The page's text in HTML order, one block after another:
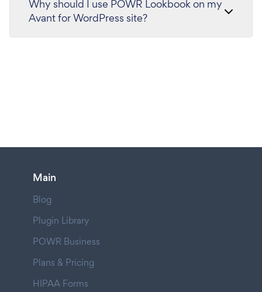
Why should I use POWR Lookbook on my
Avant for WordPress site?
Main
Blog
Plugin Library
POWR Business
Plans & Pricing
HIPAA Forms